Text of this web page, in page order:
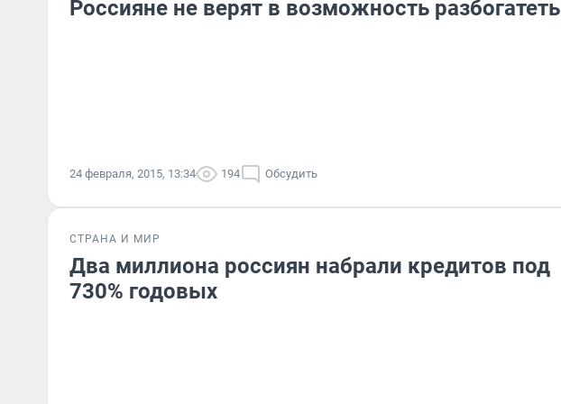
Россияне не верят в возможность разбогатеть
24 февраля, 2015, 13:34 194 Обсудить
СТРАНА И МИР
Два миллиона россиян набрали кредитов под
730% годовых